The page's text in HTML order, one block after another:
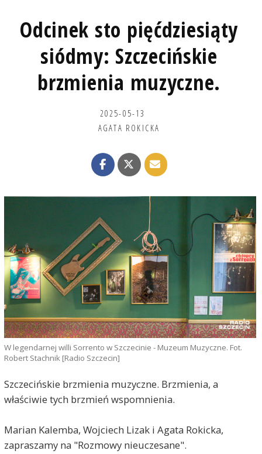
Odcinek sto pięćdziesiąty
siódmy: Szczecińskie
brzmienia muzyczne.
2025-05-13
AGATA ROKICKA
W legendarnej willi Sorrento w Szczecinie - Muzeum Muzyczne. Fot.
Robert Stachnik [Radio Szczecin]
Szczecińskie brzmienia muzyczne. Brzmienia, a
właściwie tych brzmień wspomnienia.
Marian Kalemba, Wojciech Lizak i Agata Rokicka,
zapraszamy na "Rozmowy nieuczesane".